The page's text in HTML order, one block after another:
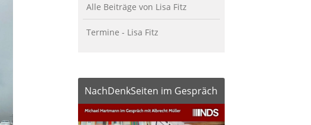
Alle Beiträge von Lisa Fitz
Termine - Lisa Fitz
NachDenkSeiten im Gespräch